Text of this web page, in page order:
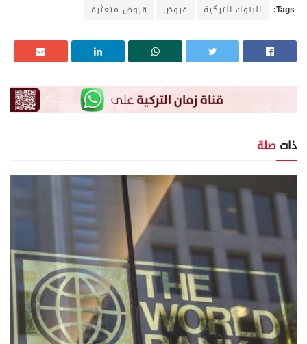
Tags: البنوك التركية قروض قروض متعثرة
ذات صلة